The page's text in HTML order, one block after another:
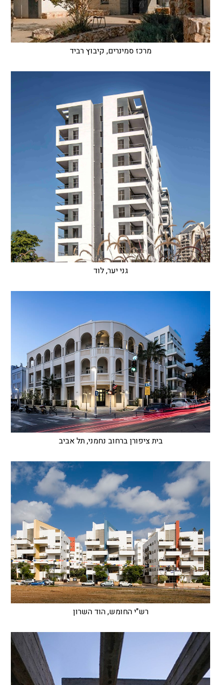
מרכז סמינרים, קיבוץ רביד
גני יער, לוד
בית ציפורן ברחוב נחמני, תל אביב
רש"י החומש, הוד השרון